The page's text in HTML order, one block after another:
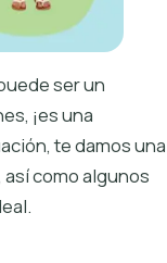
ser un
¡es una
te damos una
así como algunos